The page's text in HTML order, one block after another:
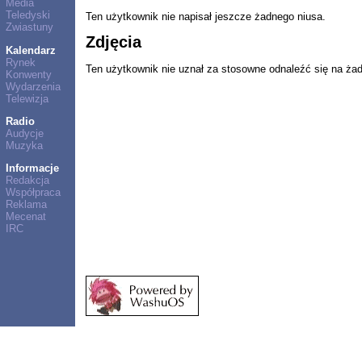
Media
Teledyski
Zwiastuny
Kalendarz
Rynek
Konwenty
Wydarzenia
Telewizja
Radio
Audycje
Muzyka
Informacje
Redakcja
Współpraca
Reklama
Mecenat
IRC
Ten użytkownik nie napisał jeszcze żadnego niusa.
Zdjęcia
Ten użytkownik nie uznał za stosowne odnaleźć się na